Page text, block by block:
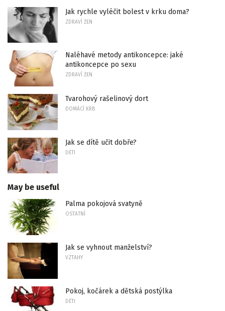
Jak rychle vyléčit bolest v krku doma?
ZDRAVÍ ŽEN
Naléhavé metody antikoncepce: jaké
antikoncepce po sexu
ZDRAVÍ ŽEN
Tvarohový rašelinový dort
DOMÁCÍ KRB
Jak se dítě učit dobře?
DĚTI
May be useful
Palma pokojová svatyně
OSTATNÍ
Jak se vyhnout manželství?
VZTAHY
Pokoj, kočárek a dětská postýlka
DĚTI